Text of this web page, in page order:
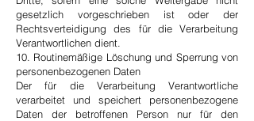
gesetzlich vorgeschrieben ist oder der
Rechtsverteidigung des für die Verarbeitung
Verantwortlichen dient.
10. Routinemäßige Löschung und Sperrung von
personenbezogenen Daten
Der für die Verarbeitung Verantwortliche
verarbeitet und speichert personenbezogene
Daten der betroffenen Person nur für den